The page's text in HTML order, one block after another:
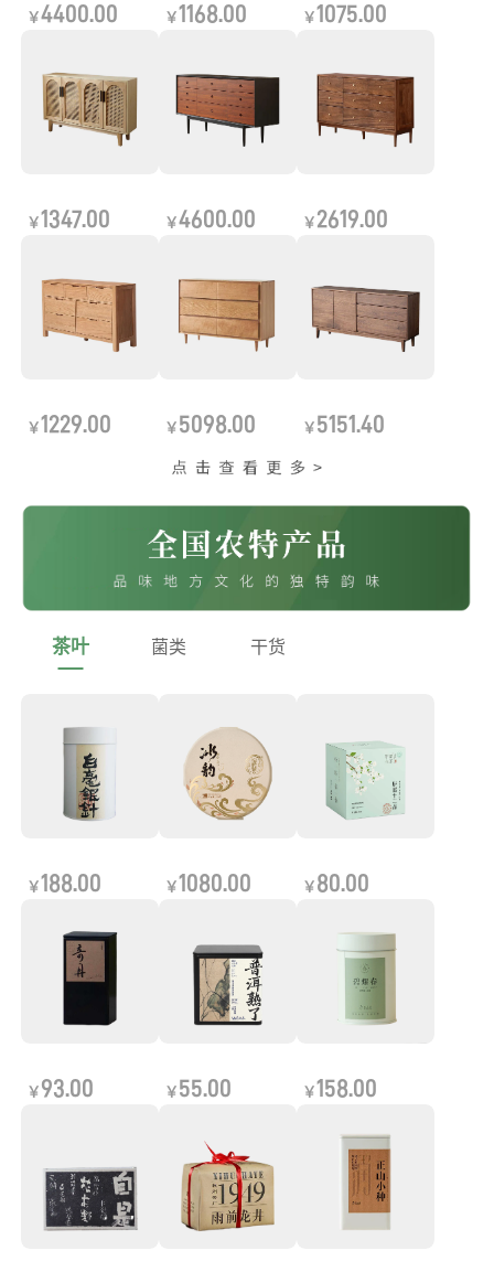
￥4400.00 ￥1168.00 ￥1075.00
￥1347.00 ￥4600.00 ￥ 2619.00
￥1229.00 ￥ 5098.00 ￥ 5151.40
茶叶 菌类 干货
￥188.00 ￥1080.00 ￥ 80.00
￥ 93.00 ￥ 55.00 ￥158.00